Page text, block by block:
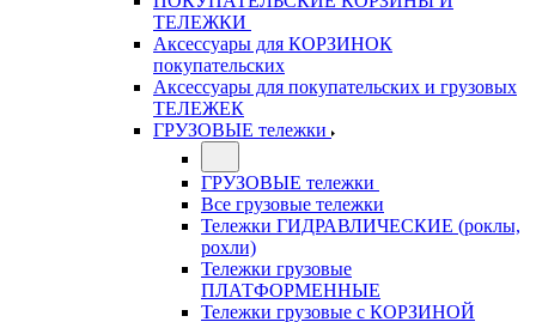
ТЕЛЕЖКИ
Аксессуары для КОРЗИНОК
покупательских
Аксессуары для покупательских и грузовых
ТЕЛЕЖЕК
ГРУЗОВЫЕ тележки
ГРУЗОВЫЕ тележки
Все грузовые тележки
Тележки ГИДРАВЛИЧЕСКИЕ (роклы,
рохли)
Тележки грузовые
ПЛАТФОРМЕННЫЕ
Тележки грузовые с КОРЗИНОЙ